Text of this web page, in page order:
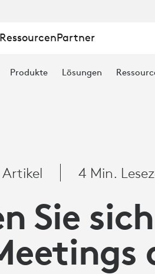
RessourcenPartner
Produkte Lösungen
Artikel 4 Min.
Sie